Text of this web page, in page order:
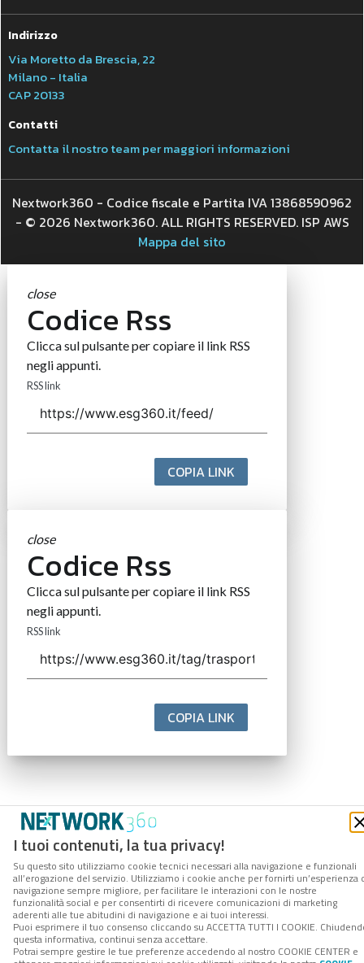
I tuoi contenuti, la tua privacy!
Su questo sito utilizziamo cookie tecnici necessari alla navigazione e funzionali
all’erogazione del servizio. Utilizziamo i cookie anche per fornirti un’esperienza
navigazione sempre migliore, per facilitare le interazioni con le nostre
funzionalità social e per consentirti di ricevere comunicazioni di marketing
aderenti alle tue abitudini di navigazione e ai tuoi interessi.
Puoi esprimere il tuo consenso cliccando su ACCETTA TUTTI I COOKIE.
questa informativa, continui senza accettare.
Potrai sempre gestire le tue preferenze accedendo al nostro COOKIE CENTER e
Indirizzo
Via Moretto da Brescia, 22
Milano - Italia
CAP 20133
Contatti
Contatta il nostro team per maggiori informazioni
Nextwork360 - Codice fiscale e Partita IVA 13868590962
- © 2026 Nextwork360. ALL RIGHTS RESERVED. ISP AWS
Mappa del sito
close
Codice Rss
Clicca sul pulsante per copiare il link RSS
negli appunti.
RSS link
COPIA LINK
close
Codice Rss
Clicca sul pulsante per copiare il link RSS
negli appunti.
RSS link
COPIA LINK